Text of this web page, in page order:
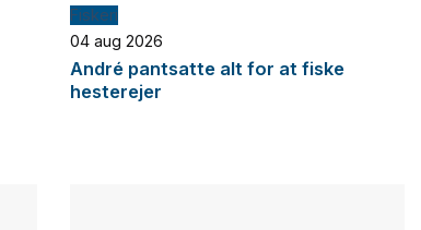
Fiskeri
04 aug 2026
André pantsatte alt for at fiske
hesterejer